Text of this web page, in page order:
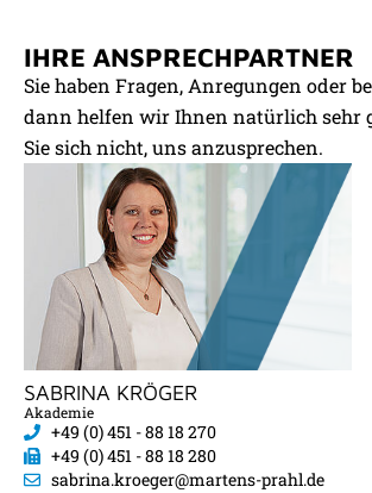
IHRE ANSPRECHPARTNER
Sie haben Fragen, Anregungen oder
dann helfen wir Ihnen natürlich sehr
Sie sich nicht, uns anzusprechen.
SABRINA KRÖGER
Akademie
+49 (0) 451 - 88 18 270
+49 (0) 451 - 88 18 280
sabrina.kroeger@martens-prahl.de